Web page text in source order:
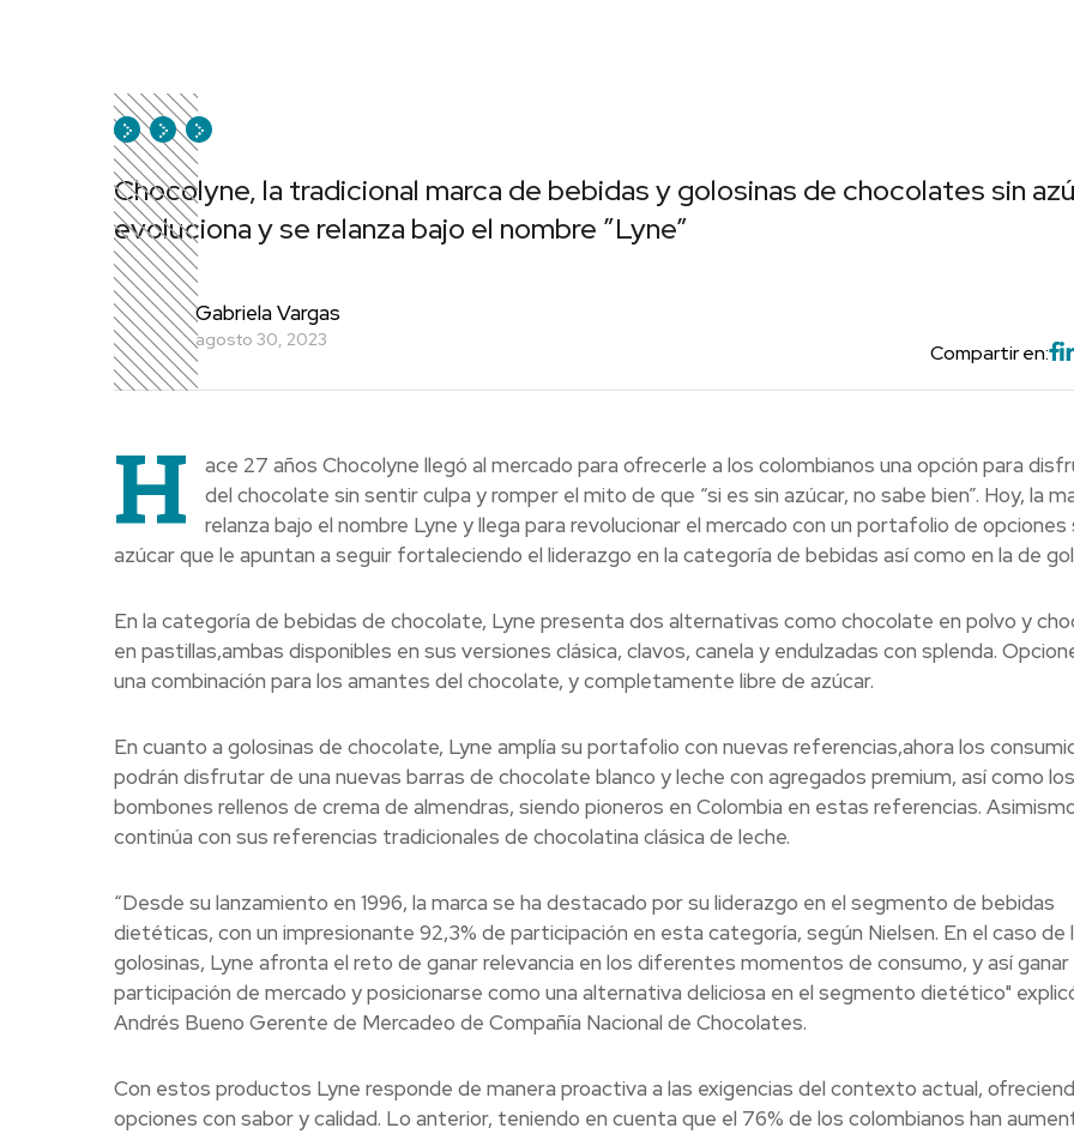
Chocolyne, la tradicional marca de bebidas y golosinas de chocolates sin
evoluciona y se relanza bajo el nombre ”Lyne”
Gabriela Vargas
agosto 30, 2023
Compartir en:
H
ace 27 años Chocolyne llegó al mercado para ofrecerle a los colombianos una opción para
del chocolate sin sentir culpa y romper el mito de que “si es sin azúcar, no sabe bien”. Hoy, la
relanza bajo el nombre Lyne y llega para revolucionar el mercado con un portafolio de opciones
azúcar que le apuntan a seguir fortaleciendo el liderazgo en la categoría de bebidas así como en la de
En la categoría de bebidas de chocolate, Lyne presenta dos alternativas como chocolate en polvo y
en pastillas,ambas disponibles en sus versiones clásica, clavos, canela y endulzadas con splenda.
una combinación para los amantes del chocolate, y completamente libre de azúcar.
En cuanto a golosinas de chocolate, Lyne amplía su portafolio con nuevas referencias,ahora los
podrán disfrutar de una nuevas barras de chocolate blanco y leche con agregados premium, así como los
bombones rellenos de crema de almendras, siendo pioneros en Colombia en estas referencias.
continúa con sus referencias tradicionales de chocolatina clásica de leche.
“Desde su lanzamiento en 1996, la marca se ha destacado por su liderazgo en el segmento de bebidas
dietéticas, con un impresionante 92,3% de participación en esta categoría, según Nielsen. En el caso de
golosinas, Lyne afronta el reto de ganar relevancia en los diferentes momentos de consumo, y así
participación de mercado y posicionarse como una alternativa deliciosa en el segmento dietético"
Andrés Bueno Gerente de Mercadeo de Compañía Nacional de Chocolates.
Con estos productos Lyne responde de manera proactiva a las exigencias del contexto actual,
opciones con sabor y calidad. Lo anterior, teniendo en cuenta que el 76% de los colombianos han